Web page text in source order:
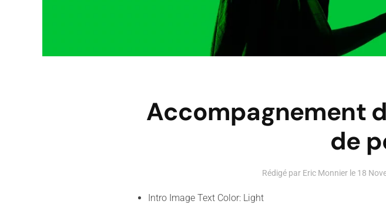
Accompagnement
de
Rédigé par Eric Monnier le 18
Intro Image Text Color: Light